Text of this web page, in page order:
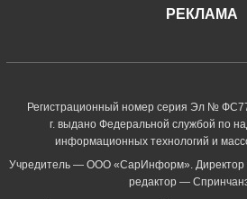
РЕКЛАМА
Регистрационный номер серия Эл №
г. выдано Федеральной службой по
информационных технологий и
Учредитель — ООО «СарИнформ».
редактор —